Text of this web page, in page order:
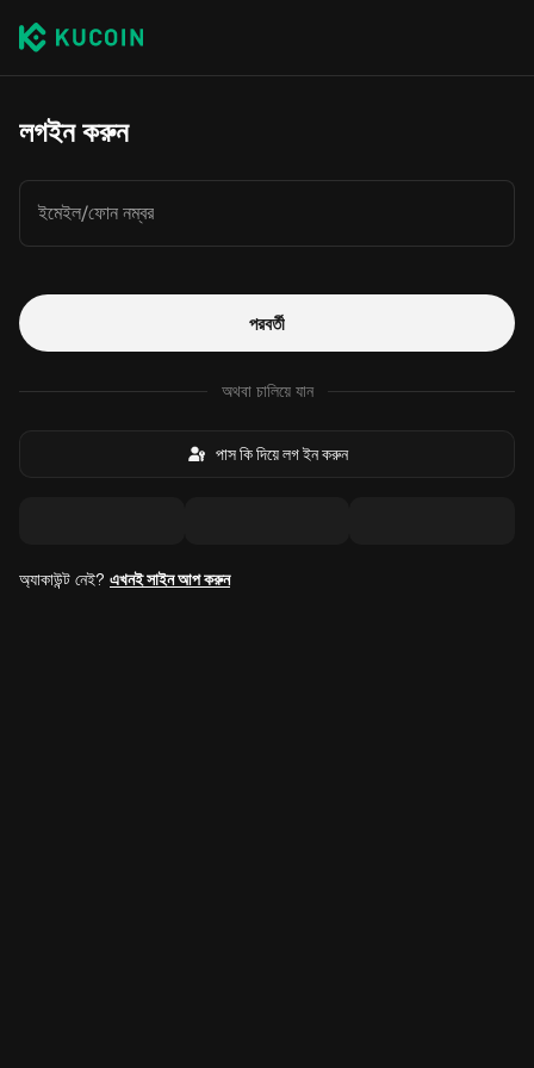
লগইন করুন
ইমেইল/ফোন নম্বর
পরবর্তী
অথবা চালিয়ে যান
পাস কি দিয়ে লগ ইন করুন
অ্যাকাউন্ট নেই? এখনই সাইন আপ করুন